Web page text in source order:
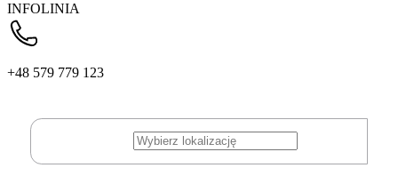
INFOLINIA
+48 579 779 123